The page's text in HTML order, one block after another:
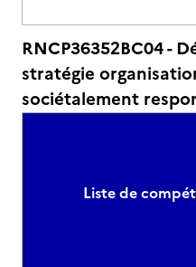
RNCP36352BC04 -
stratégie
sociétalement
Liste de